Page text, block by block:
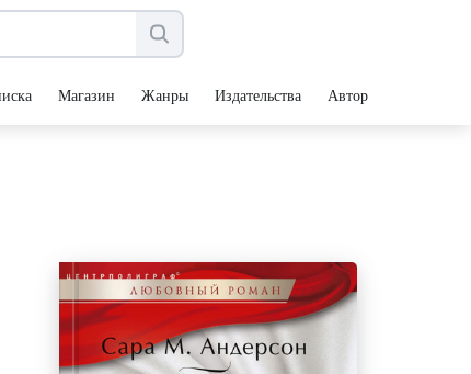
Магазин Жанры Издательства Авторы